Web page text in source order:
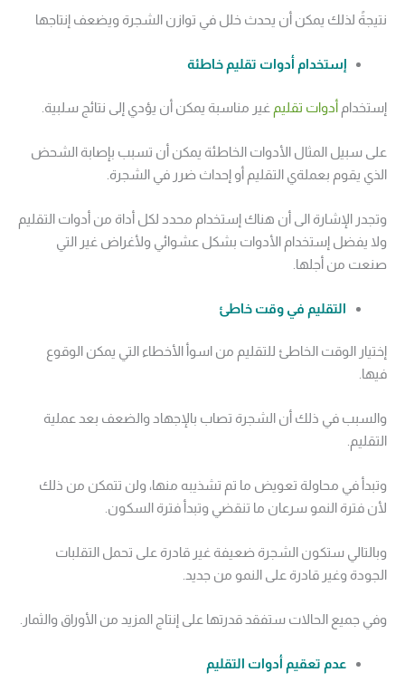
نتيجةً لذلك يمكن أن يحدث خلل في توازن الشجرة ويضعف إنتاجها
إستخدام أدوات تقليم خاطئة
إستخدام أدوات تقليم غير مناسبة يمكن أن يؤدي إلى نتائج سلبية.
على سبيل المثال الأدوات الخاطئة يمكن أن تسبب بإصابة الشحض
الذي يقوم بعملةي التقليم أو إحداث ضرر في الشجرة.
وتجدر الإشارة الى أن هناك إستخدام محدد لكل أداة من أدوات التقليم
ولا يفضل إستخدام الأدوات بشكل عشوائي ولأغراض غير التي
صنعت من أجلها.
التقليم في وقت خاطئ
إختيار الوقت الخاطئ للتقليم من اسوأ الأخطاء التي يمكن الوقوع
فيها.
والسبب في ذلك أن الشجرة تصاب بالإجهاد والضعف بعد عملية
التقليم.
وتبدأ في محاولة تعويض ما تم تشذيبه منها، ولن تتمكن من ذلك
لأن فترة النمو سرعان ما تنقضي وتبدأ فترة السكون.
وبالتالي ستكون الشجرة ضعيفة غير قادرة على تحمل التقلبات
الجودة وغير قادرة على النمو من جديد.
وفي جميع الحالات ستفقد قدرتها على إنتاج المزيد من الأوراق والثمار.
عدم تعقيم أدوات التقليم